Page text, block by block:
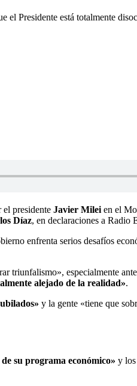
Presidente está totalmente
presidente Javier Milei en el
Díaz, en declaraciones a Radio
enfrenta serios desafíos
especialmente
alejado de la realidad».
y la gente «tiene que
su programa económico» y los